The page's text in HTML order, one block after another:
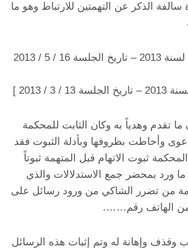
سالفة الذكر عن التهمتين للارتباط وهو ما
[الحكم رقم 423 – لسنة 2013 – تاريخ الجلسة 16 / 5 / 2013
تقدم وهدياً به وكان الثابت للمحكمة
وأحاطت بظروفها وبأدلة الثبوت فقد
ثبوت الاتهام قبل المتهمة ثبوتاً
ما ورد بمحضر جمع الاستدلالات والذي
من تضرر الشاكي من ورود رسائل على
من الهاتف رقم…….
وإهانة له وتم إثبات هذه الرسائل